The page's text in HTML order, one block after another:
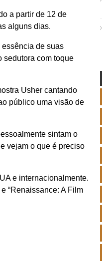
a partir de 12 de
alguns dias.
essência de suas
sedutora com toque
Usher cantando
público uma visão de
sintam o
vejam o que é preciso
e internacionalmente.
“Renaissance: A Film